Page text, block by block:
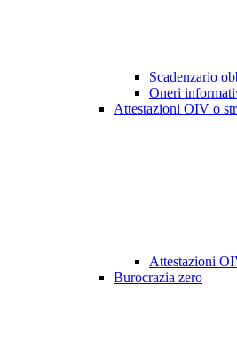
Scadenzario
Oneri
Attestazioni OIV o
Attestazioni
Burocrazia zero